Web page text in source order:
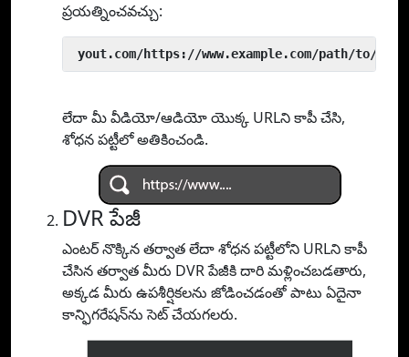
ప్రయత్నించవచ్చు:
yout.com/https://www.example.com/path/to/
లేదా మీ వీడియో/ఆడియో యొక్క URLని కాపీ చేసి,
శోధన పట్టీలో అతికించండి.
DVR పేజీ
ఎంటర్ నొక్కిన తర్వాత లేదా శోధన పట్టీలోని URLని కాపీ
చేసిన తర్వాత మీరు DVR పేజీకి దారి మళ్లించబడతారు,
అక్కడ మీరు ఉపశీర్షికలను జోడించడంతో పాటు ఏదైనా
కాన్ఫిగరేషన్‌ను సెట్ చేయగలరు.